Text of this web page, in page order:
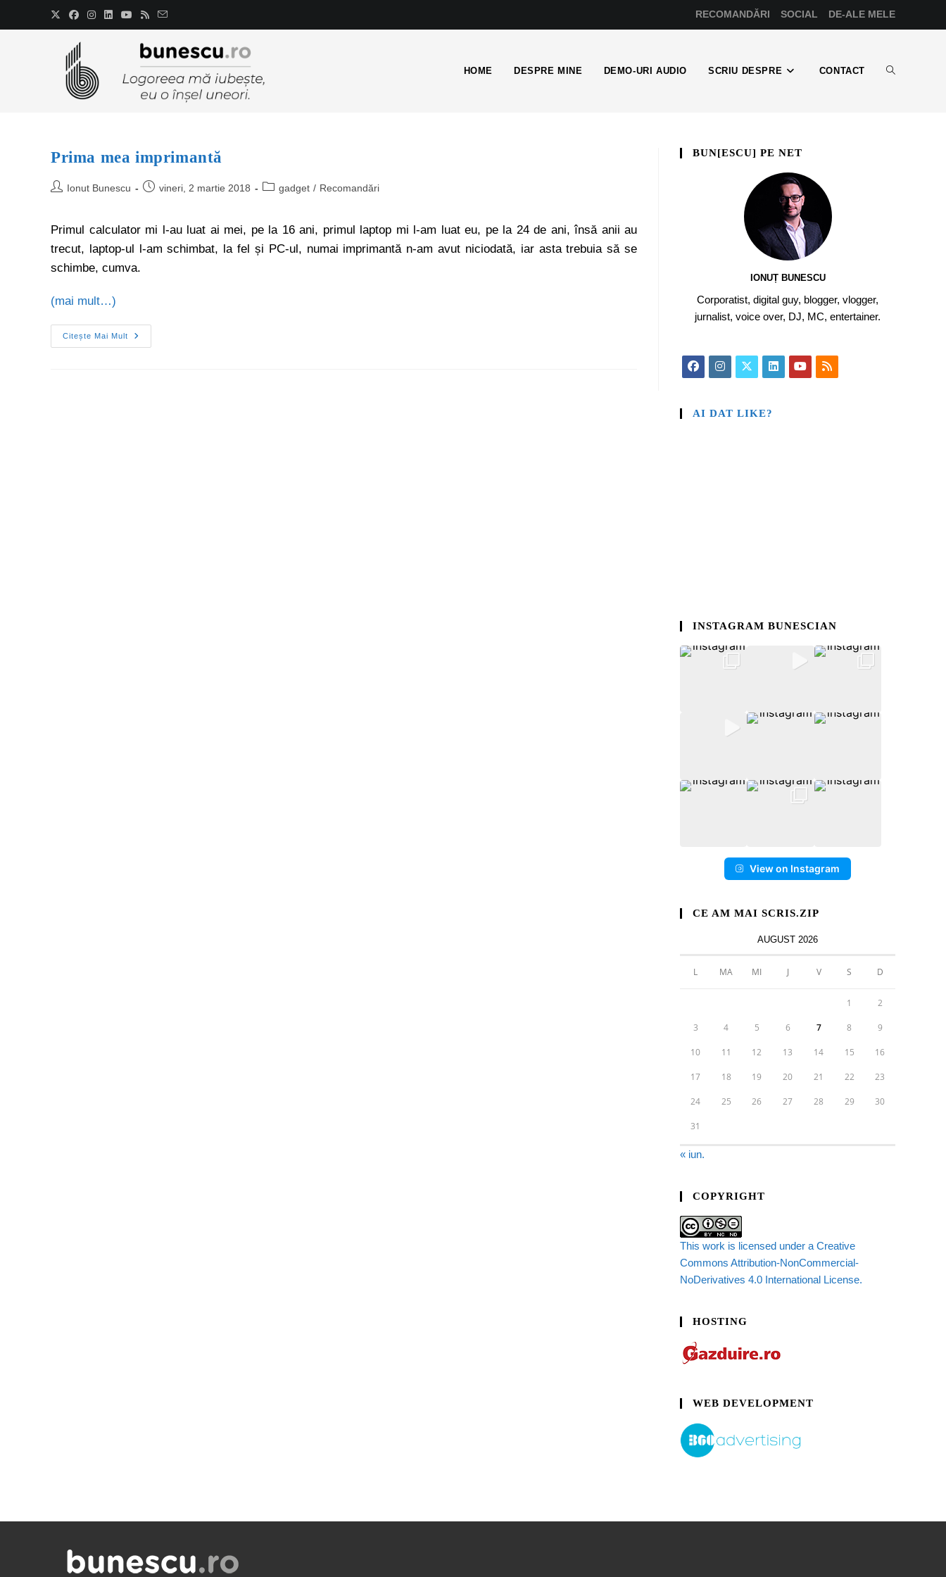
RECOMANDĂRI SOCIAL DE-ALE MELE
HOME DESPRE MINE DEMO-URI AUDIO SCRIU DESPRE CONTACT
Prima mea imprimantă
Ionut Bunescu vineri, 2 martie 2018 gadget / Recomandări
Primul calculator mi l-au luat ai mei, pe la 16 ani, primul laptop mi l-am luat eu, pe la 24 de ani, însă anii au
trecut, laptop-ul l-am schimbat, la fel și PC-ul, numai imprimantă n-am avut niciodată, iar asta trebuia să se
schimbe, cumva.
(mai mult…)
Citește Mai Mult
BUN[ESCU] PE NET
IONUȚ BUNESCU
Corporatist, digital guy, blogger, vlogger,
jurnalist, voice over, DJ, MC, entertainer.
AI DAT LIKE?
INSTAGRAM BUNESCIAN
View on Instagram
CE AM MAI SCRIS.ZIP
AUGUST 2026
L MA MI J V S D
1 2
3 4 5 6 7 8 9
10 11 12 13 14 15 16
17 18 19 20 21 22 23
24 25 26 27 28 29 30
31
« iun.
COPYRIGHT
This work is licensed under a Creative
Commons Attribution-NonCommercial-
NoDerivatives 4.0 International License.
HOSTING
WEB DEVELOPMENT